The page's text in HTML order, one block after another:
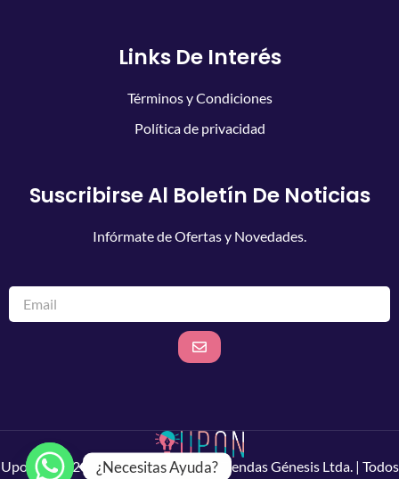
Links De Interés
Términos y Condiciones
Política de privacidad
Suscribirse Al Boletín De Noticias
Infórmate de Ofertas y Novedades.
Upon.cL © 2026 - Una Empresa De Tiendas Génesis Ltda. | Todos
¿Necesitas Ayuda?